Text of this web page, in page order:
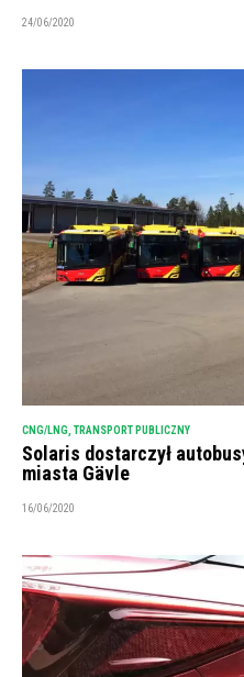
24/06/2020
CNG/LNG TRANSPORT PUBLICZNY
Solaris dostarczył
miasta Gävle
16/06/2020